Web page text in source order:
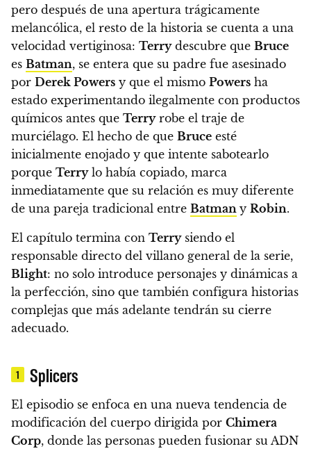
pero después de una apertura trágicamente
melancólica, el resto de la historia se cuenta a una
velocidad vertiginosa: Terrydescubre que Bruce
es Batman, se entera que su padre fue asesinado
por Derek Powers y que el mismo Powers ha
estado experimentando ilegalmente con productos
químicos antes que Terryrobe el traje de
murciélago. El hecho de que Bruce esté
inicialmente enojado y que intente sabotearlo
porque Terrylo había copiado, marca
inmediatamente que su relación es muy diferente
de una pareja tradicional entre Batman y Robin.
El capítulo termina con Terrysiendo el
responsable directo del villano general de la serie,
Blight: no solo introduce personajes y dinámicas a
la perfección, sino que también configura historias
complejas que más adelante tendrán su cierre
adecuado.
1 Splicers
El episodio se enfoca en una nueva tendencia de
modificación del cuerpo dirigida por Chimera
Corp, donde las personas pueden fusionar su ADN